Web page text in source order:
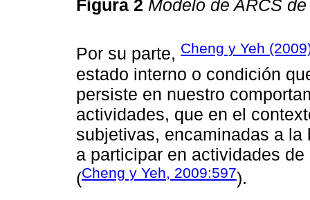
Figura 2 Modelo de ARCS
Por su parte, Cheng y Yeh
estado interno o condición
persiste en nuestro
actividades, que en el
subjetivas, encaminadas a
a participar en actividades
(Cheng y Yeh, 2009:597).